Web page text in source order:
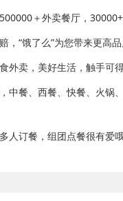
＋外卖餐厅，30000+
“饿了么”为您带来更高品
卖，美好生活，触手可得
餐、西餐、快餐、火锅
订餐，组团点餐很有爱哦